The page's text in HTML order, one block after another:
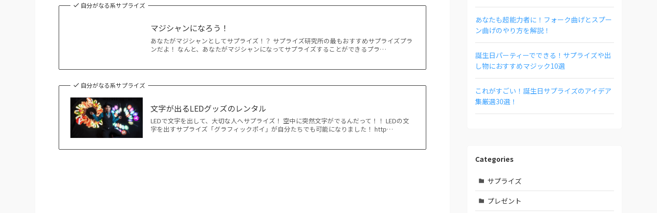
自分がなる系サプライズ
マジシャンになろう！
あなたがマジシャンとしてサプライズ！？ サプライズ研究所の最もおすすめサプライズプラ
ンだよ！ なんと、あなたがマジシャンになってサプライズすることができるプラ…
自分がなる系サプライズ
文字が出るLEDグッズのレンタル
LEDで文字を出して、大切な人へサプライズ！ 空中に突然文字がでるんだって！！ LEDの文
字を出すサプライズ「グラフィックポイ」が自分たちでも可能になりました！ http…
あなたも超能力者に！フォーク曲げとスプー
ン曲げのやり方を解説！
誕生日パーティーでできる！サプライズや出
し物におすすめマジック10選
これがすごい！誕生日サプライズのアイデア
集厳選30選！
Categories
サプライズ
プレゼント